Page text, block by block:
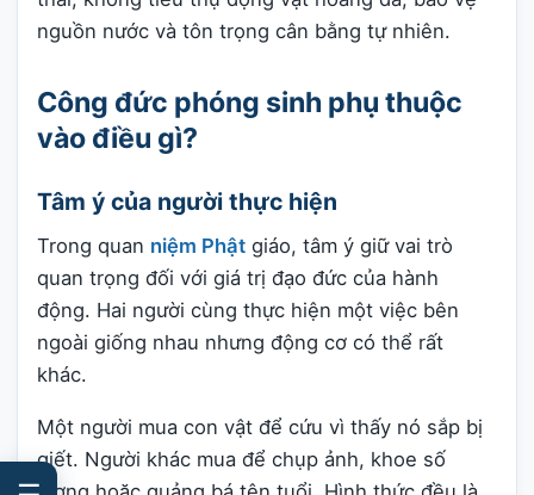
nguồn nước và tôn trọng cân bằng tự nhiên.
Công đức phóng sinh phụ thuộc
vào điều gì?
Tâm ý của người thực hiện
Trong quan niệm Phật giáo, tâm ý giữ vai trò
quan trọng đối với giá trị đạo đức của hành
động. Hai người cùng thực hiện một việc bên
ngoài giống nhau nhưng động cơ có thể rất
khác.
Một người mua con vật để cứu vì thấy nó sắp bị
giết. Người khác mua để chụp ảnh, khoe số